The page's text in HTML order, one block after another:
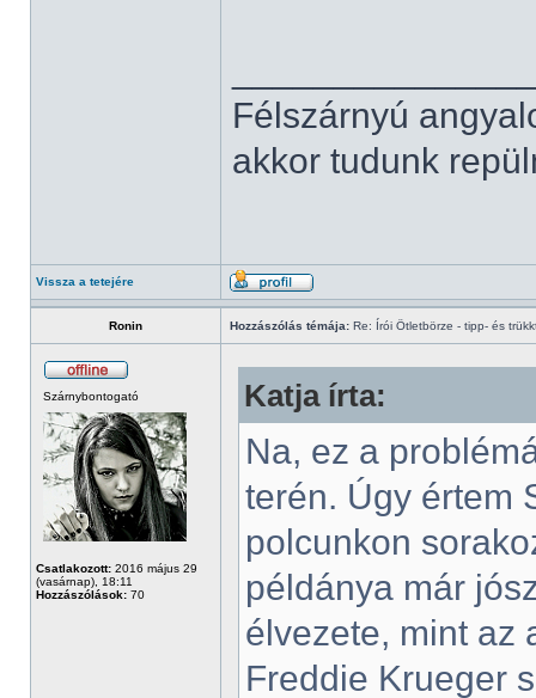
Félszárnyú
akkor tudunk
Vissza a tetejére
Ronin Hozzászólás témája: Re: Írói Ötletbörze - tipp- és
Szárnybontogató
Csatlakozott: 2016 május 29
(vasárnap), 18:11
Hozzászólások: 70
Katja írta:
Na, ez a
terén. Úgy értem
polcunkon
példánya már
élvezete, mint az
Freddie Krueger